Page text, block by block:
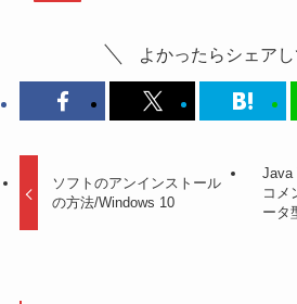
よかったらシェアし
ソフトのアンインストール
の方法/Windows 10
Java
コメ
ータ